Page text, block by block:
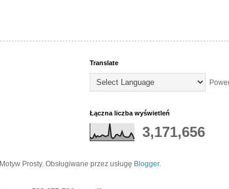
Translate
Łączna liczba wyświetleń
3,171,656
Motyw Prosty. Obsługiwane przez usługę Blogger.